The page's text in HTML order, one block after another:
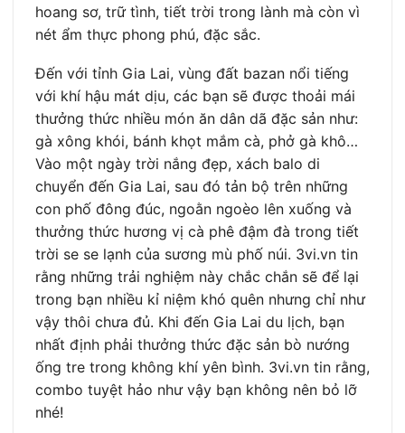
hoang sơ, trữ tình, tiết trời trong lành mà còn vì
nét ẩm thực phong phú, đặc sắc.
Đến với tỉnh Gia Lai, vùng đất bazan nổi tiếng
với khí hậu mát dịu, các bạn sẽ được thoải mái
thưởng thức nhiều món ăn dân dã đặc sản như:
gà xông khói, bánh khọt mắm cà, phở gà khô…
Vào một ngày trời nắng đẹp, xách balo di
chuyển đến Gia Lai, sau đó tản bộ trên những
con phố đông đúc, ngoằn ngoèo lên xuống và
thưởng thức hương vị cà phê đậm đà trong tiết
trời se se lạnh của sương mù phố núi. 3vi.vn tin
rằng những trải nghiệm này chắc chắn sẽ để lại
trong bạn nhiều kỉ niệm khó quên nhưng chỉ như
vậy thôi chưa đủ. Khi đến Gia Lai du lịch, bạn
nhất định phải thưởng thức đặc sản bò nướng
ống tre trong không khí yên bình. 3vi.vn tin rằng,
combo tuyệt hảo như vậy bạn không nên bỏ lỡ
nhé!